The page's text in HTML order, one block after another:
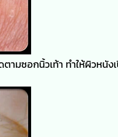
ามซอกนิ้วเท้า ทำให้ผิวหนัง